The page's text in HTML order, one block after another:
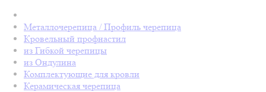
Металлочерепица / Профиль черепица
Кровельный профнастил
из Гибкой черепицы
из Ондулина
Комплектующие для кровли
Керамическая черепица